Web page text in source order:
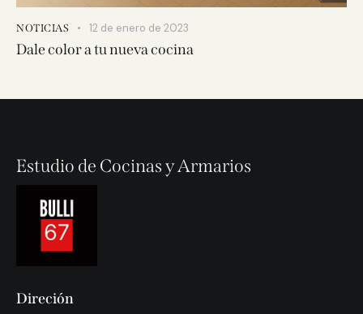
NOTICIAS 12 de enero de 2023
Dale color a tu nueva cocina
Estudio de Cocinas y Armarios
Direción